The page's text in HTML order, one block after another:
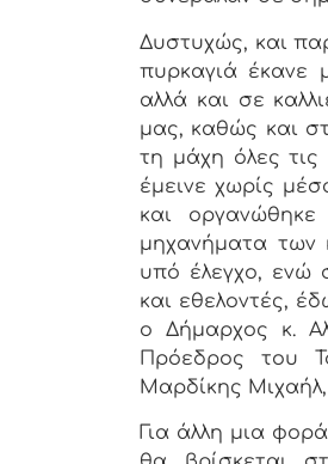
Δυστυχώς, και
πυρκαγιά έκανε
αλλά και σε
μας, καθώς και
τη μάχη όλες
έμεινε χωρίς
και
μηχανήματα των
υπό έλεγχο, ενώ
και εθελοντές,
ο Δήμαρχος κ.
Πρόεδρος του
Μαρδίκης
Για άλλη μια